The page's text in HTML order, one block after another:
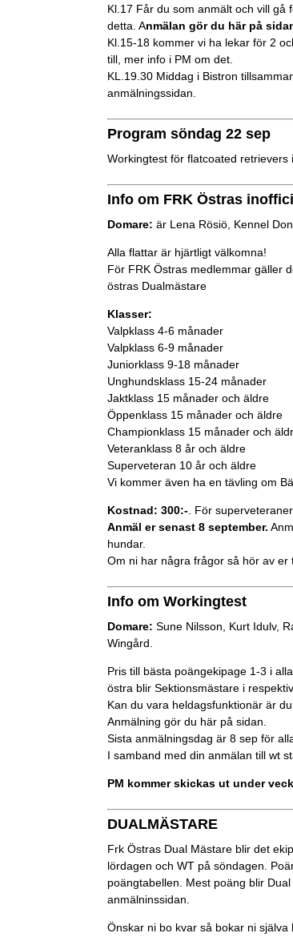
Kl.17 Får du som anmält och vill gå
detta. Anmälan gör du här på
Kl.15-18 kommer vi ha lekar för 2
till, mer info i PM om det.
KL.19.30 Middag i Bistron
anmälningssidan.
Program söndag 22 sep
Workingtest för flatcoated retrievers
Info om FRK Östras
Domare: är Lena Rösiö, Kennel
Alla flattar är hjärtligt välkomna!
För FRK Östras medlemmar gäller
östras Dualmästare
Klasser:
Valpklass 4-6 månader
Valpklass 6-9 månader
Juniorklass 9-18 månader
Unghundsklass 15-24 månader
Jaktklass 15 månader och äldre
Öppenklass 15 månader och äldre
Championklass 15 månader och
Veteranklass 8 år och äldre
Superveteran 10 år och äldre
Vi kommer även ha en tävling om
Kostnad: 300:-. För
Anmäl er senast 8 september.
hundar.
Om ni har några frågor så hör av
Info om Workingtest
Domare: Sune Nilsson, Kurt Idulv,
Wingård.
Pris till bästa poängekipage 1-3 i
östra blir Sektionsmästare i
Kan du vara heldagsfunktionär är
Anmälning gör du här på sidan.
Sista anmälningsdag är 8 sep för
I samband med din anmälan till wt
PM kommer skickas ut under
DUALMÄSTARE
Frk Östras Dual Mästare blir det
lördagen och WT på söndagen.
poängtabellen. Mest poäng blir
anmälninssidan.
Önskar ni bo kvar så bokar ni